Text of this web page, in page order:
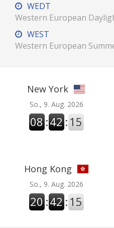
WEDT
Western European
WEST
Western European
New York
So., 9. Aug. 2026
08 :42 : 16
Hong Kong
So., 9. Aug. 2026
20 :42 : 16